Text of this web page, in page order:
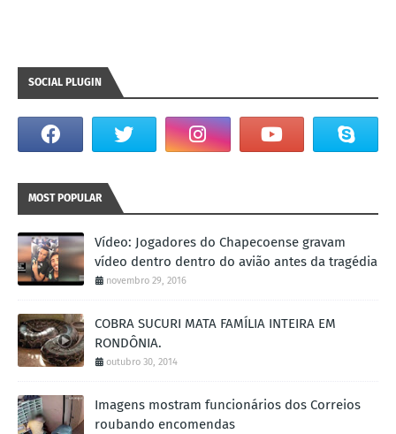
SOCIAL PLUGIN
MOST POPULAR
Vídeo: Jogadores do Chapecoense gravam
vídeo dentro dentro do avião antes da tragédia
novembro 29, 2016
COBRA SUCURI MATA FAMÍLIA INTEIRA EM
RONDÔNIA.
outubro 30, 2014
Imagens mostram funcionários dos Correios
roubando encomendas